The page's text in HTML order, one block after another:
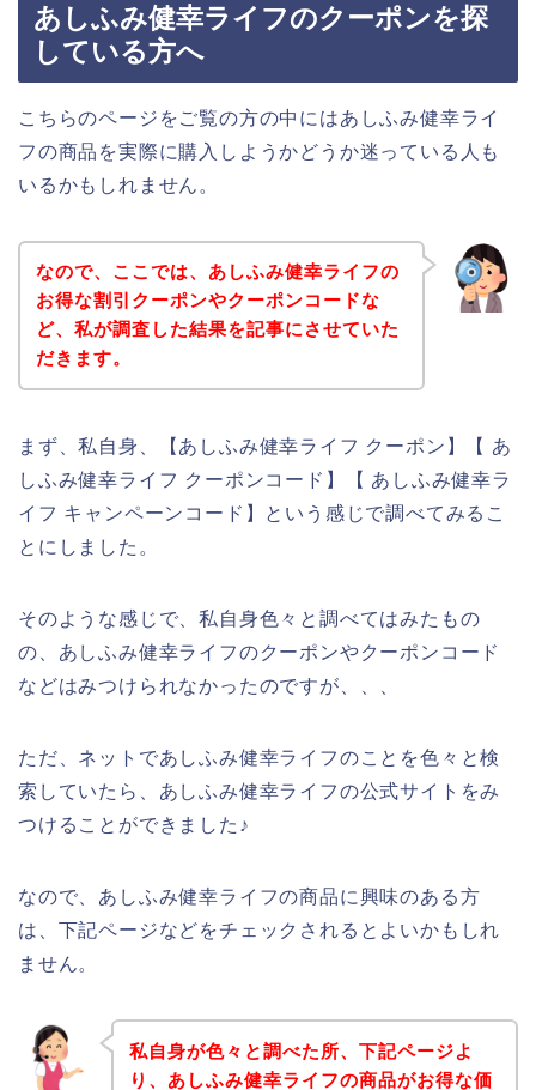
あしふみ健幸ライフのクーポンを探
している方へ
こちらのページをご覧の方の中にはあしふみ健幸ライ
フの商品を実際に購入しようかどうか迷っている人も
いるかもしれません。
なので、ここでは、あしふみ健幸ライフの
お得な割引クーポンやクーポンコードな
ど、私が調査した結果を記事にさせていた
だきます。
まず、私自身、【あしふみ健幸ライフ クーポン】【 あ
しふみ健幸ライフ クーポンコード】【 あしふみ健幸ラ
イフ キャンペーンコード】という感じで調べてみるこ
とにしました。
そのような感じで、私自身色々と調べてはみたもの
の、あしふみ健幸ライフのクーポンやクーポンコード
などはみつけられなかったのですが、、、
ただ、ネットであしふみ健幸ライフのことを色々と検
索していたら、あしふみ健幸ライフの公式サイトをみ
つけることができました♪
なので、あしふみ健幸ライフの商品に興味のある方
は、下記ページなどをチェックされるとよいかもしれ
ません。
私自身が色々と調べた所、下記ページよ
り、あしふみ健幸ライフの商品がお得な価